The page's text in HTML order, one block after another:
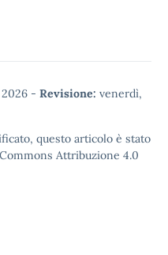
- Revisione: venerdì,
questo articolo è stato
Attribuzione 4.0